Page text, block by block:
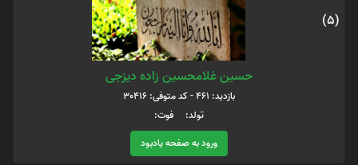
(5)
حسین غلامحسین زاده دیزجی
بازدید: 461 - کد متوفی: 30416
تولد: فوت:
ورود به صفحه یادبود